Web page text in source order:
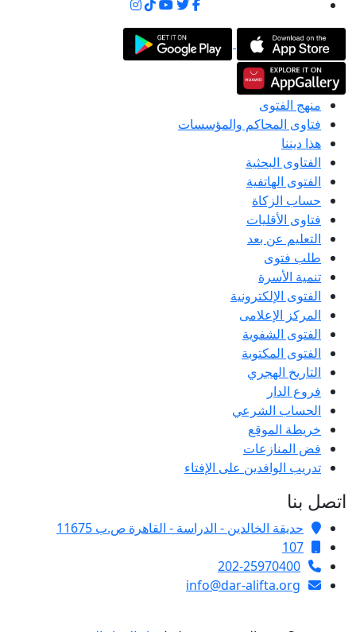
منهج الفتوى
فتاوى المحاكم والمؤسسات
هذا ديننا
الفتاوى البحثية
الفتوى الهاتفية
حساب الزكاة
فتاوى الأقليات
التعليم عن بعد
طلب فتوى
تنمية الأسرة
الفتوى الإلكترونية
المركز الإعلامى
الفتوى الشفوية
الفتوى المكتوبة
التاريخ الهجري
فروع الدار
الحساب الشرعي
خريطة الموقع
فض المنازعات
تدريب الوافدين على الإفتاء
اتصل بنا
حديقة الخالدين - الدراسة - القاهرة ص.ب 11675
107
202-25970400
info@dar-alifta.org